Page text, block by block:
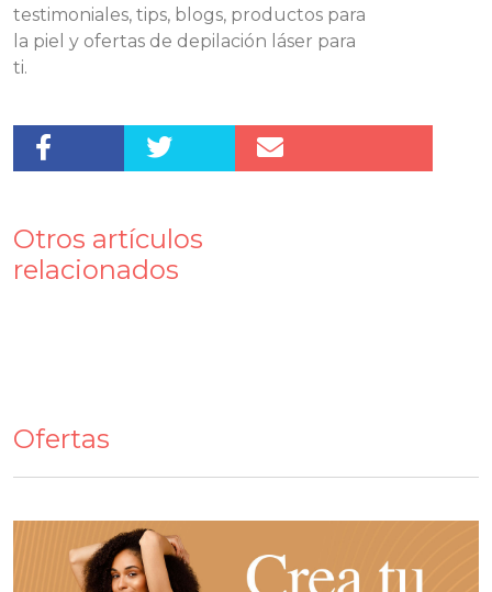
testimoniales, tips, blogs, productos para
la piel y ofertas de depilación láser para
ti.
Otros artículos
relacionados
Ofertas